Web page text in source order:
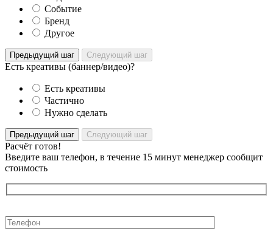
Событие
Бренд
Другое
Предыдущий шаг Следующий шаг
Есть креативы (баннер/видео)?
Есть креативы
Частично
Нужно сделать
Предыдущий шаг Следующий шаг
Расчёт готов!
Введите ваш телефон, в течение 15 минут менеджер сообщит
стоимость
это